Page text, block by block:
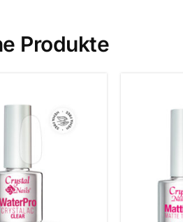
Produkte